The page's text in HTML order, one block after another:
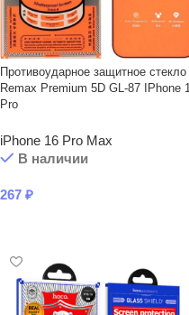
Противоударное защитное стекло
Remax Premium 5D GL-87 IPhone
Pro
iPhone 16 Pro Max
В наличии
267 ₽